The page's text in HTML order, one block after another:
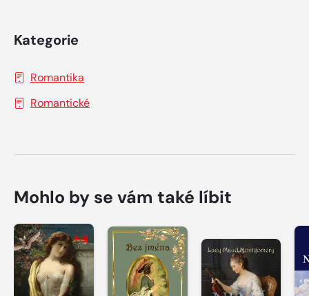
Kategorie
Romantika
Romantické
Mohlo by se vám také líbit